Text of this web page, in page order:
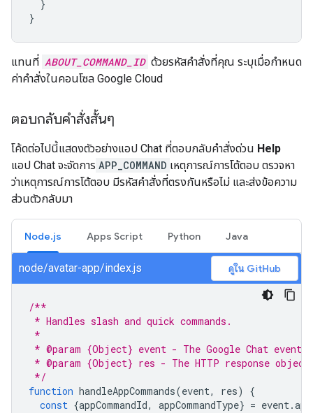
}
}
แทนที่ ABOUT_COMMAND_ID ด้วยรหัสคำสั่งที่คุณ ระบุเมื่อกำหนด
ค่าคำสั่งในคอนโซล Google Cloud
ตอบกลับคำสั่งสั้นๆ
โค้ดต่อไปนี้แสดงตัวอย่างแอป Chat ที่ตอบกลับคำสั่งด่วน Help
แอป Chat จะจัดการ APP_COMMAND เหตุการณ์การโต้ตอบ ตรวจหา
ว่าเหตุการณ์การโต้ตอบ มีรหัสคำสั่งที่ตรงกันหรือไม่ และส่งข้อความ
ส่วนตัวกลับมา
Node.js Apps Script Python Java
node/avatar-app/index.js ดูใน GitHub
/**
* Handles slash and quick commands.
*
* @param {Object} event - The Google Chat event.
* @param {Object} res - The HTTP response
*/
function handleAppCommands(event, res)
{
const {appCommandId, appCommandType} = event.